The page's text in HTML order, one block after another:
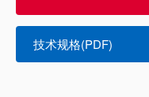
技术规格(PDF)